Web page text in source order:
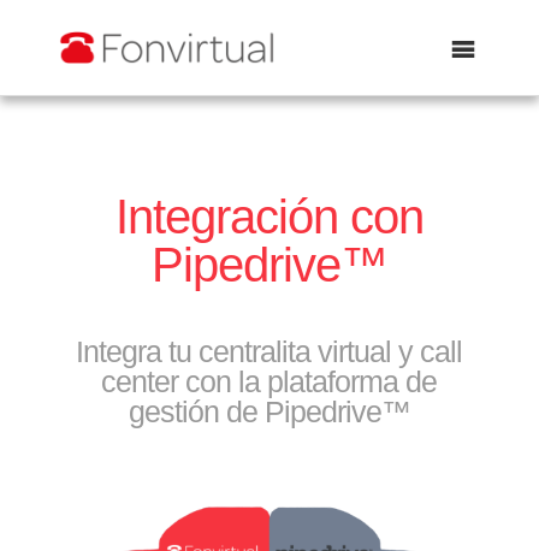
Abrir
Integración con
Pipedrive™
Integra tu centralita virtual y call
center con la plataforma de
gestión de Pipedrive™